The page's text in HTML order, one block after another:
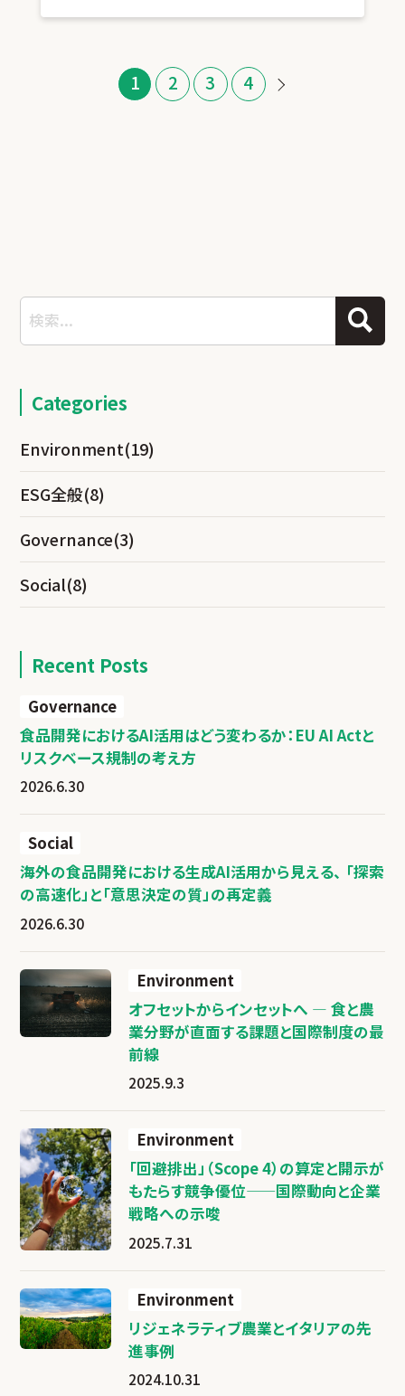
1 2 3 4
Categories
Environment(19)
ESG全般(8)
Governance(3)
Social(8)
Recent Posts
Governance
食品開発におけるAI活用はどう変わるか：EU AI Actと
リスクベース規制の考え方
2026.6.30
Social
海外の食品開発における生成AI活用から見える、 「探索
の高速化」と「意思決定の質」の再定義
2026.6.30
Environment
オフセットからインセットへ ― 食と農
業分野が直面する課題と国際制度の最
前線
2025.9.3
Environment
「回避排出」（Scope 4）の算定と開示が
もたらす競争優位——国際動向と企業
戦略への示唆
2025.7.31
Environment
リジェネラティブ農業とイタリアの先
進事例
2024.10.31